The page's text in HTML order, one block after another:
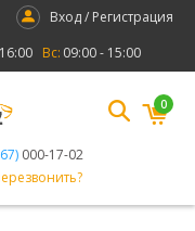
Вход / Регистрация
Вс: 09:00 - 15:00
000-17-02
0